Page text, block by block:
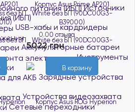
Источники
(ИБП)
USB-хабы и кардридеры
Аккумуляторные батареи
Инструменты
Зарядные устройства
Устройства видеозахвата
Сетевые переходники
без БП
наличии
Корпус Asus Prime AP201
White без БП (90DC00G3-
B39000)
0.00 отзыва В наличии
5022 грн
В корзину